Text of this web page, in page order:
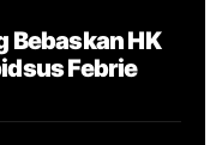
Bebaskan HK
Febrie